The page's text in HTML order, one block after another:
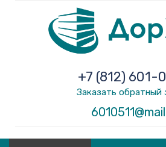
+7 (812) 601-
Заказать обратный